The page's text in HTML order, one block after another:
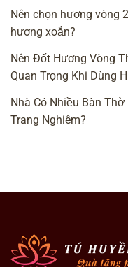
Nên chọn hương vòng
hương xoắn?
Nên Đốt Hương Vòng
Quan Trọng Khi Dùng
Nhà Có Nhiều Bàn
Trang Nghiêm?